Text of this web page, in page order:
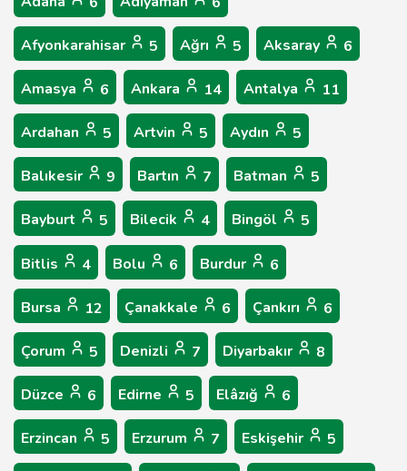
Afyonkarahisar 5 Ağrı 5 Aksaray 6
Amasya 6 Ankara 14 Antalya 11
Ardahan 5 Artvin 5 Aydın 5
Balıkesir 9 Bartın 7 Batman 5
Bayburt 5 Bilecik 4 Bingöl 5
Bitlis 4 Bolu 6 Burdur 6
Bursa 12 Çanakkale 6 Çankırı 6
Çorum 5 Denizli 7 Diyarbakır 8
Düzce 6 Edirne 5 Elâzığ 6
Erzincan 5 Erzurum 7 Eskişehir 5